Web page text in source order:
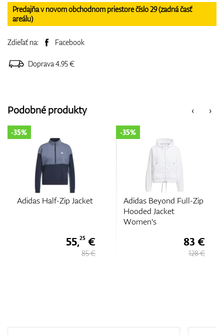
Predajňa v novom obchodnom priestore číslo 29 (zadná časť
areálu)
Zdieľať na: Facebook
Doprava 4.95 €
‹
Podobné produkty ›
Zip Jacket
Adidas Beyond Full-Zip
Hooded Jacket
Adidas